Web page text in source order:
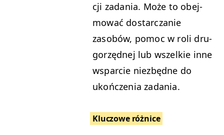
cji zada­nia. Może to obe­j­
mować dostar­czanie
zasobów, pomoc w roli dru­
gorzęd­nej lub wszelkie inne
wspar­cie niezbędne do
ukończenia zadania.
Kluc­zowe różnice